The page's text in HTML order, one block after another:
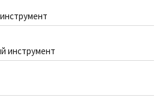
инструмент